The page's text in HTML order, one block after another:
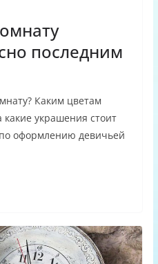
последним
Каким цветам
украшения стоит
оформлению девичьей